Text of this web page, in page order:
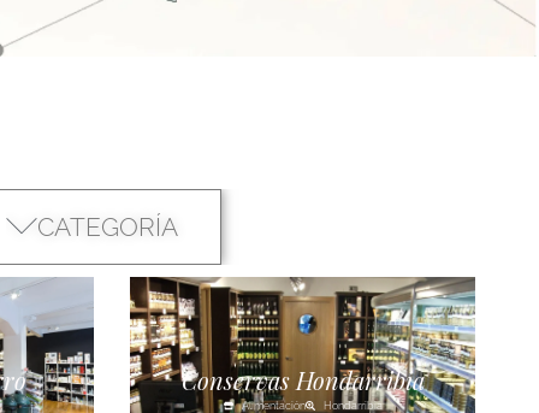
CATEGORÍA
Conservas Hondarribia
Alimentación Hondarribia